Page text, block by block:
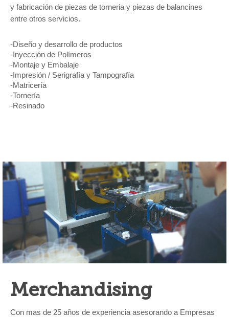
y fabricación de piezas de torneria y piezas de balancines
entre otros servicios.
-Diseño y desarrollo de productos
-Inyección de Polímeros
-Montaje y Embalaje
-Impresión / Serigrafía y Tampografía
-Matricería
-Tornería
-Resinado
Merchandising
Con mas de 25 años de experiencia asesorando a Empresas